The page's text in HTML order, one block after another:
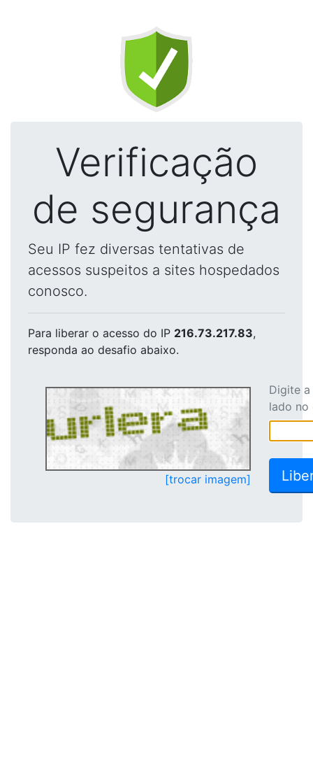
Verificação
de segurança
Seu IP fez diversas tentativas de
acessos suspeitos a sites hospedados
conosco.
Para liberar o acesso do IP 216.73.217.83,
responda ao desafio abaixo.
[trocar imagem]
Digite
lado no